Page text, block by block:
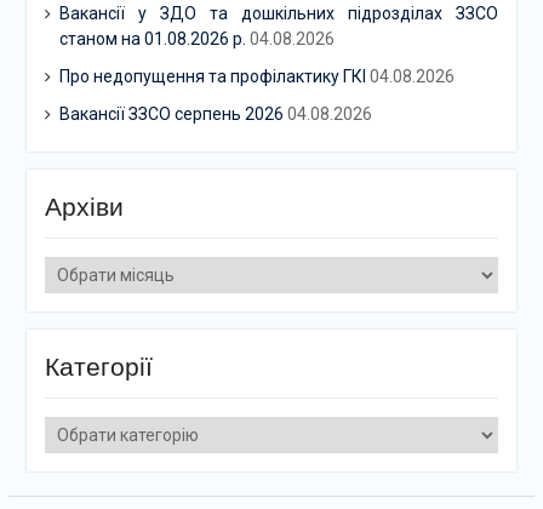
Вакансії у ЗДО та дошкільних підрозділах ЗЗСО
станом на 01.08.2026 р. 04.08.2026
Про недопущення та профілактику ГКІ 04.08.2026
Вакансії ЗЗСО серпень 2026 04.08.2026
Архіви
Архіви
Категорії
Категорії